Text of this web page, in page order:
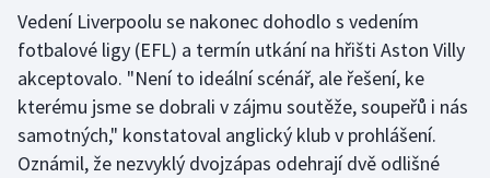
Florbal
Futsal
Golf
Vedení Liverpoolu se nakonec dohodlo s vedením
fotbalové ligy (EFL) a termín utkání na hřišti Aston Villy
akceptovalo. "Není to ideální scénář, ale řešení, ke
kterému jsme se dobrali v zájmu soutěže, soupeřů i nás
samotných," konstatoval anglický klub v prohlášení.
Oznámil, že nezvyklý dvojzápas odehrají dvě odlišné